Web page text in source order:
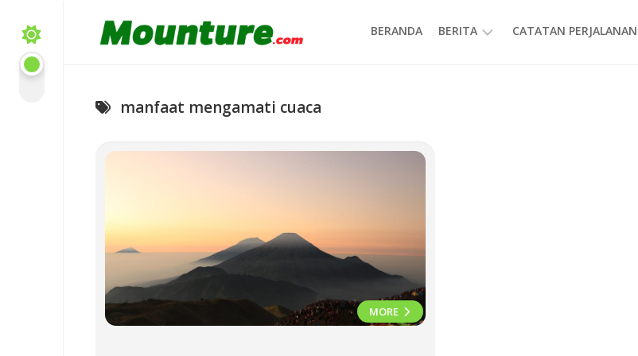
content
BERANDA BERITA CATATAN PERJALANAN
manfaat mengamati cuaca
MORE